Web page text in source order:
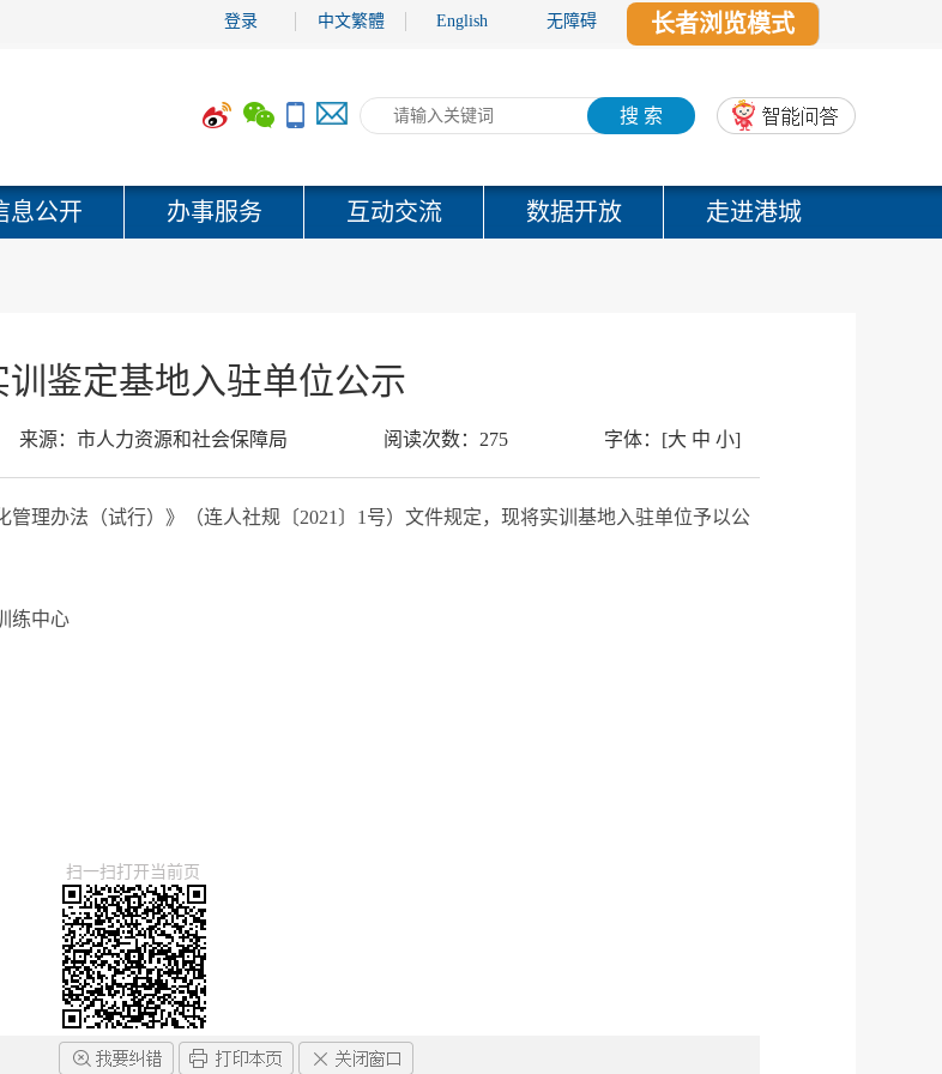
登录 中文繁體 English 无障碍 长者浏览模式
搜 索
息公开 办事服务 互动交流 数据开放 走进港城
训鉴定基地入驻单位公示
来源： 市人力资源和社会保障局 阅读次数： 275 字体： [大 中 小]
理办法（试行）》（连人社规〔2021〕1号）文件规定，现将实训基地入驻单位予以公
练中心
扫一扫打开当前页